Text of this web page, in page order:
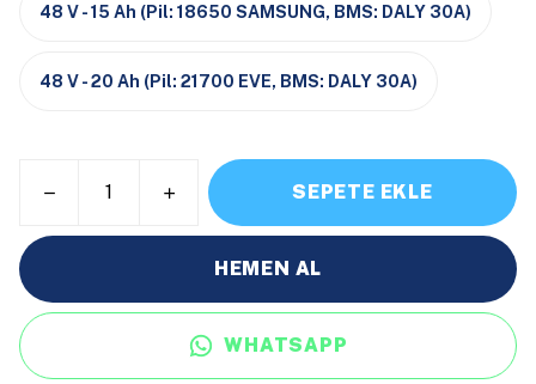
48 V - 15 Ah (Pil: 18650 SAMSUNG, BMS: DALY 30A)
48 V - 20 Ah (Pil: 21700 EVE, BMS: DALY 30A)
SEPETE EKLE
HEMEN AL
WHATSAPP